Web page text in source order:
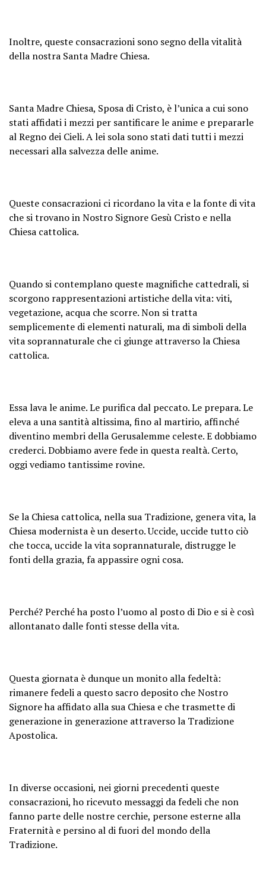
Inoltre, queste consacrazioni sono segno della vitalità
della nostra Santa Madre Chiesa.
Santa Madre Chiesa, Sposa di Cristo, è l’unica a cui sono
stati affidati i mezzi per santificare le anime e prepararle
al Regno dei Cieli. A lei sola sono stati dati tutti i mezzi
necessari alla salvezza delle anime.
Queste consacrazioni ci ricordano la vita e la fonte di vita
che si trovano in Nostro Signore Gesù Cristo e nella
Chiesa cattolica.
Quando si contemplano queste magnifiche cattedrali, si
scorgono rappresentazioni artistiche della vita: viti,
vegetazione, acqua che scorre. Non si tratta
semplicemente di elementi naturali, ma di simboli della
vita soprannaturale che ci giunge attraverso la Chiesa
cattolica.
Essa lava le anime. Le purifica dal peccato. Le prepara. Le
eleva a una santità altissima, fino al martirio, affinché
diventino membri della Gerusalemme celeste. E dobbiamo
crederci. Dobbiamo avere fede in questa realtà. Certo,
oggi vediamo tantissime rovine.
Se la Chiesa cattolica, nella sua Tradizione, genera vita, la
Chiesa modernista è un deserto. Uccide, uccide tutto ciò
che tocca, uccide la vita soprannaturale, distrugge le
fonti della grazia, fa appassire ogni cosa.
Perché? Perché ha posto l’uomo al posto di Dio e si è così
allontanato dalle fonti stesse della vita.
Questa giornata è dunque un monito alla fedeltà:
rimanere fedeli a questo sacro deposito che Nostro
Signore ha affidato alla sua Chiesa e che trasmette di
generazione in generazione attraverso la Tradizione
Apostolica.
In diverse occasioni, nei giorni precedenti queste
consacrazioni, ho ricevuto messaggi da fedeli che non
fanno parte delle nostre cerchie, persone esterne alla
Fraternità e persino al di fuori del mondo della
Tradizione.